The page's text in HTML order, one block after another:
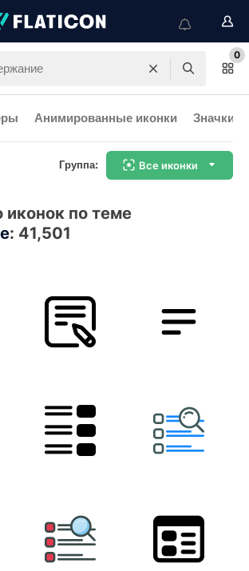
0
Анимированные иконки Значки
Группа: Все иконки
иконок по теме
: 41,501